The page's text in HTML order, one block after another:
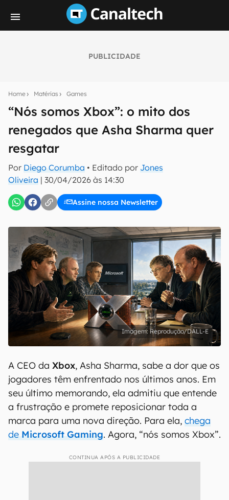
PUBLICIDADE
Home Matérias Games
“Nós somos Xbox”: o mito dos
renegados que Asha Sharma quer
resgatar
Por Diego Corumba • Editado por Jones
Oliveira | 30/04/2026 às 14:30
Assine nossa Newsletter
notícias e reviews sobre tecnologia em primeira
mão.
E-mail
inscreva-se
Confirmo que li, aceito e concordo com os Termos de
Uso e Política de Privacidade do Canaltech.
Reprodução/DALL-E
A CEO da Xbox, Asha Sharma, sabe a dor que os
jogadores têm enfrentado nos últimos anos. Em
seu último memorando, ela admitiu que entende
a frustração e promete reposicionar toda a
marca para uma nova direção. Para ela, chega
de Microsoft Gaming. Agora, “nós somos Xbox”.
CONTINUA APÓS A PUBLICIDADE